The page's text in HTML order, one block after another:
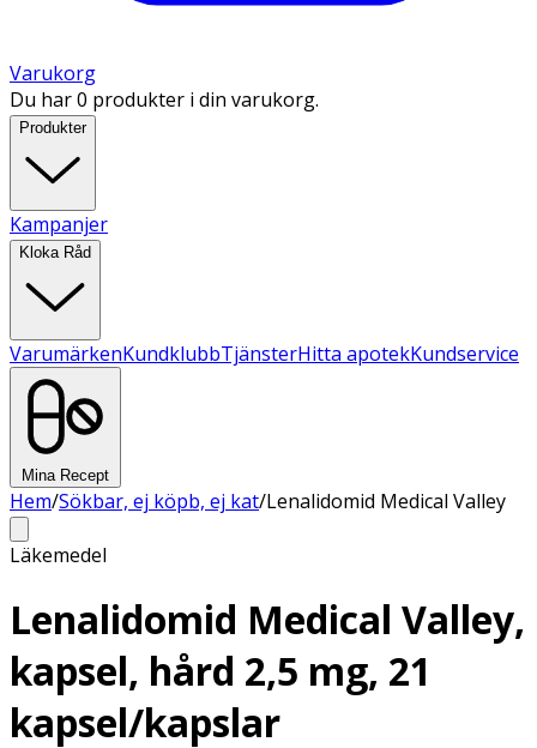
Varukorg
Du har 0 produkter i din varukorg.
Produkter
Kampanjer
Kloka Råd
VarumärkenKundklubbTjänsterHitta apotekKundservice
Mina Recept
Hem/Sökbar, ej köpb, ej kat/Lenalidomid Medical Valley
Läkemedel
Lenalidomid Medical Valley,
kapsel, hård 2,5 mg, 21
kapsel/kapslar